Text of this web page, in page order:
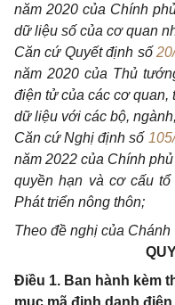
năm 2020 của Chính
dữ liệu số của cơ quan
Căn cứ Quyết định số
năm 2020 của Thủ
điện tử của các cơ quan,
dữ liệu với các bộ,
Căn cứ Nghị định số
năm 2022 của Chính
quyền hạn và cơ cấu
Phát triển nông thôn;
Theo đề nghị của Chánh
Điều 1. Ban hành kèm
mục mã định danh